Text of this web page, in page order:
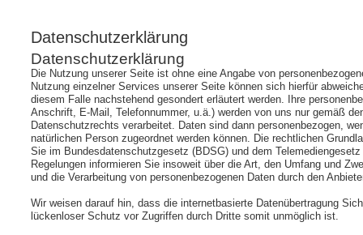
Datenschutzerklärung
Datenschutzerklärung
Die Nutzung unserer Seite ist ohne eine Angabe von
Nutzung einzelner Services unserer Seite können sich hierfür
diesem Falle nachstehend gesondert erläutert werden. Ihre
Anschrift, E-Mail, Telefonnummer, u.ä.) werden von uns nur gemäß
Datenschutzrechts verarbeitet. Daten sind dann personenbezogen,
natürlichen Person zugeordnet werden können. Die rechtlichen
Sie im Bundesdatenschutzgesetz (BDSG) und dem
Regelungen informieren Sie insoweit über die Art, den Umfang und
und die Verarbeitung von personenbezogenen Daten durch den
Wir weisen darauf hin, dass die internetbasierte Datenübertragung
lückenloser Schutz vor Zugriffen durch Dritte somit unmöglich ist.